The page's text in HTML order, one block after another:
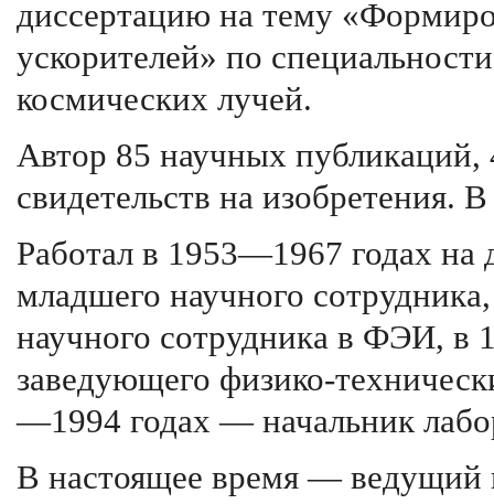
диссертацию на тему
ускорителей» по
космических лучей.
Автор 85 научных
свидетельств на изобретения.
Работал в 1953—1967 годах на
младшего научного
научного сотрудника в ФЭИ,
заведующего физико-
—1994 годах — начальник
В настоящее время —